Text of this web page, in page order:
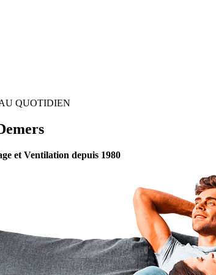
QUOTIDIEN
et Ventilation depuis 1980